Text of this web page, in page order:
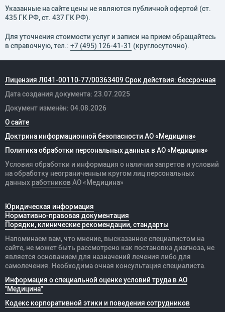
Указанные на сайте цены не являются публичной офертой (ст.
435 ГК РФ, cт. 437 ГК РФ).
Для уточнения стоимости услуг и записи на прием обращайтесь
в справочную, тел.: +7 (495) 126-41-31 (круглосуточно).
Лицензия Л041-00110-77/00363409 Срок действия: бессрочная
Дата создания документа: 23.07.2025
Документ изменён: 04.08.2026
О сайте
Доктрина информационной безопасности АО «Медицина»
Политика обработки персональных данных в АО «Медицина»
Условия обработки и информация о наличии запретов и условий
на обработку неограниченным кругом лиц персональных
данных работников АО «Медицина»
Юридическая информация
Нормативно-правовая документация
Порядки, клинические рекомендации, стандарты
Напоминаем вам, что мнение, высказанное специалистом на
сайте, не может быть рассмотрено как постановка диагноза, не
является основанием для назначений лечения либо для
самолечения. Необходима очная консультация специалиста.
Информация о специальной оценке условий труда в АО
"Медицина"
Кодекс корпоративной этики и поведения сотрудников